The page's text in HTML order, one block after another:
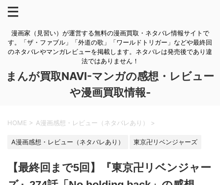
漫画家（見習い）が運営する無料の漫画買取・ネタバレ情報サイトで
す。「ザ・ファブル」「外道の歌」「ワールドトリガー」などや最終回
のネタバレやマンガレビューを掲載します。ネタバレは発売後であり違
法ではありません！
まんが買取NAVI-マンガの感想・レビュー
や漫画買取情報-
HOME > A漫画感想・レビュー（ネタバレあり） >
A漫画感想・レビュー（ネタバレあり） 東京卍リベンジャーズ
【最終回まで5回】『東京卍リベンジャー